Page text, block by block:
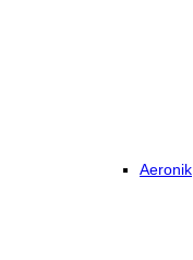
Aeronik